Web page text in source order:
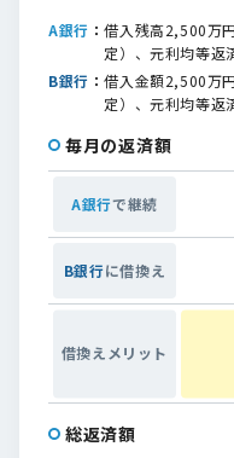
A銀行 ：借入残高2,500万
定）、元利均等返
B銀行 ：借入金額2,500万
定）、元利均等返
毎月の返済額
A銀行で継続
B銀行に借換え
借換えメリット
総返済額